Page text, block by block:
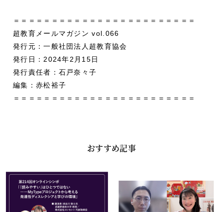
＝＝＝＝＝＝＝＝＝＝＝＝＝＝＝＝＝＝＝＝＝＝＝＝
超教育メールマガジン vol.066
発行元：一般社団法人超教育協会
発行日：2024年2月15日
発行責任者：石戸奈々子
編集：赤松裕子
＝＝＝＝＝＝＝＝＝＝＝＝＝＝＝＝＝＝＝＝＝＝＝＝
おすすめ記事